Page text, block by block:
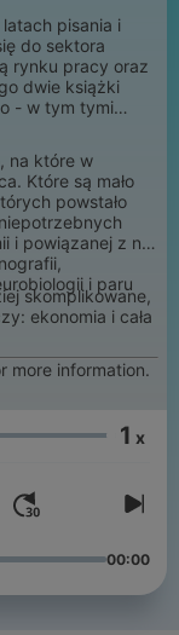
pisania i
do sektora
rynku pracy oraz
dwie książki
- w tym tymi
na które w
Które są mało
powstało
i powiązanej z nią
i paru
skomplikowane,
ekonomia i cała
more information.
1 x
00:00